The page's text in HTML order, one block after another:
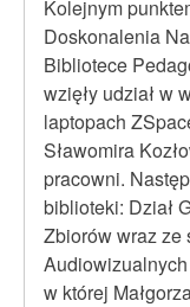
Kolejnym
Doskonalenia
Bibliotece
wzięły udział w
laptopach
Sławomira
pracowni.
biblioteki: Dział
Zbiorów wraz ze
w której